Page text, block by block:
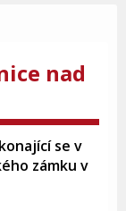
nad
se v
zámku v